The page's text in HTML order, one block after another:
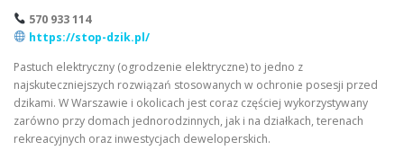
570 933 114
https://stop-dzik.pl/
Pastuch elektryczny (ogrodzenie elektryczne) to jedno z
najskuteczniejszych rozwiązań stosowanych w ochronie posesji przed
dzikami. W Warszawie i okolicach jest coraz częściej wykorzystywany
zarówno przy domach jednorodzinnych, jak i na działkach, terenach
rekreacyjnych oraz inwestycjach deweloperskich.